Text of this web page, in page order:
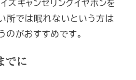
所では眠れないという方は
のがおすすめです。
でに